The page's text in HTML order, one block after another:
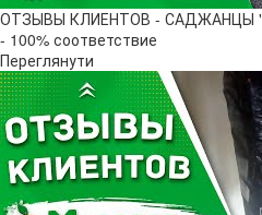
ОТЗЫВЫ КЛИЕНТОВ - САДЖАНЦЫ
- 100% соответствие
Переглянути